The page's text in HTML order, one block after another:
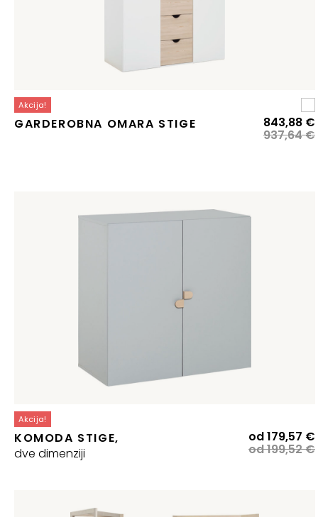
Akcija!
GARDEROBNA OMARA STIGE
937,64€
843,88 €
Akcija!
KOMODA STIGE,
dve dimenziji
od199,52€
od179,57 €